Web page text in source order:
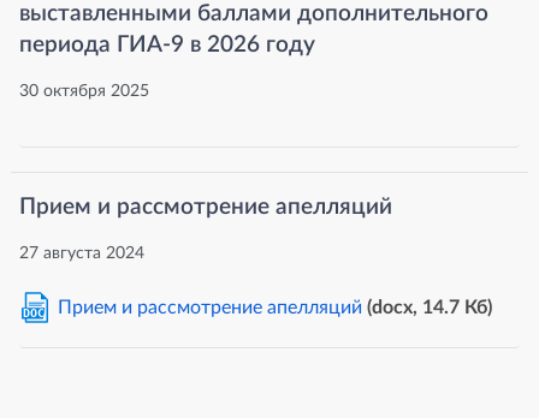
выставленными баллами дополнительного
периода ГИА-9 в 2026 году
30 октября 2025
Прием и рассмотрение апелляций
27 августа 2024
DOC Прием и рассмотрение апелляций (docx, 14.7 Кб)